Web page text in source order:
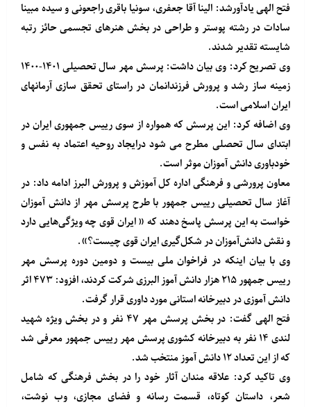
فتح الهی یادآورشد: الینا آقا جعفری، سونیا باقری راجعونی و سیده مبینا
سادات در رشته پوستر و طراحی در بخش هنرهای تجسمی حائز رتبه
شایسته تقدیر شدند.
وی تصریح کرد: وی بیان داشت: پرسش مهر سال تحصیلی ۱۴۰۱-۱۴۰۰
زمینه ساز رشد و پرورش فرزندانمان در راستای تحقق سازی آرمانهای
ایران اسلامی است.
وی اضافه کرد: این پرسش که همواره از سوی رییس جمهوری ایران در
ابتدای سال تحصلی مطرح می شود درایجاد روحیه اعتماد به نفس و
خودباوری دانش آموزان موثر است.
معاون پرورشی و فرهنگی اداره کل آموزش و پرورش البرز ادامه داد: در
آغاز سال تحصیلی رییس جمهور با طرح پرسش مهر از دانش آموزان
خواست به این پرسش پاسخ دهند که « ایران قوی چه ویژگی‌هایی دارد
و نقش دانش‌آموزان در شکل‌گیری ایران قوی چیست؟».
وی با بیان اینکه در فراخوان ملی بیست و دومین دوره پرسش مهر
رییس جمهور ۲۱۵ هزار دانش آموز البرزی شرکت کردند، افزود: ۴۷۳ اثر
دانش آموزی در دبیرخانه استانی مورد داوری قرار گرفت.
فتح الهی گفت: در بخش پرسش مهر ۴۷ نفر و در بخش ویژه شهید
لندی ۱۴ نفر به دبیرخانه کشوری پرسش مهر رییس جمهور معرفی شد
که از این تعداد ۱۲ دانش آموز منتخب شد.
وی تاکید کرد: علاقه مندان آثار خود را در بخش فرهنگی که شامل
شعر، داستان کوتاه، قسمت رسانه و فضای مجازی، وب نوشت،